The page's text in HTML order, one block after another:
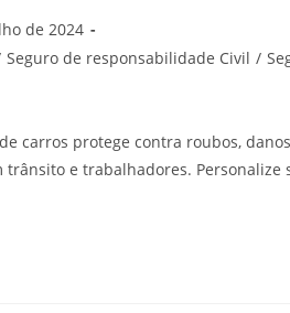
de 2024
Seguro de responsabilidade Civil /
carros protege contra roubos,
e trabalhadores.